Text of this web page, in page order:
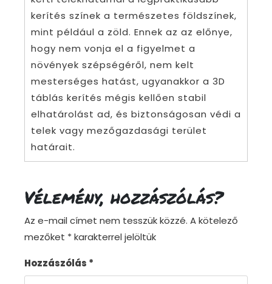
kerítés színek a természetes földszínek,
mint például a zöld. Ennek az az előnye,
hogy nem vonja el a figyelmet a
növények szépségéről, nem kelt
mesterséges hatást, ugyanakkor a 3D
táblás kerítés mégis kellően stabil
elhatárolást ad, és biztonságosan védi a
telek vagy mezőgazdasági terület
határait.
Vélemény, hozzászólás?
Az e-mail címet nem tesszük közzé. A kötelező
mezőket *karakterrel jelöltük
Hozzászólás *